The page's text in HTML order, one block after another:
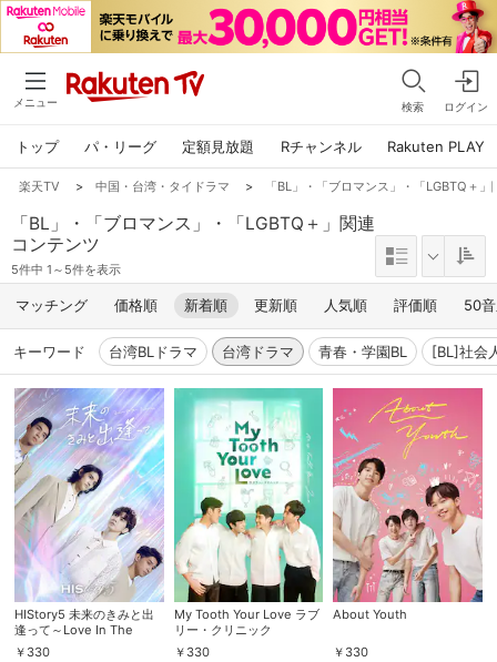
メニュー 検索 ログイン
トップ パ・リーグ 定額見放題 Rチャンネル Rakuten PLAY
楽天TV > 中国・台湾・タイドラマ > 「BL」・「ブロマンス」・「LGBTQ＋
「BL」・「ブロマンス」・「LGBTQ＋」関連
コンテンツ
5件中 1～5件を表示
マッチング 価格順 新着順 更新順 人気順 評価順 50
キーワード 台湾BLドラマ 台湾ドラマ 青春・学園BL [BL]社会
HIStory5 未来のきみと出
逢って～Love In The
Future
￥ 330
My Tooth Your Love ラブ
リー・クリニック
￥ 330
About Youth
￥ 330